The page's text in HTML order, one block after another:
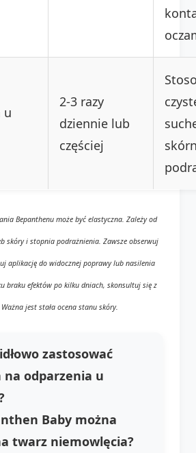
u
2-3 razy
dziennie lub
częściej
Bepanthenu może być elastyczna. Zależy od
skóry i stopnia podrażnienia. Zawsze obserwuj
aplikację do widocznej poprawy lub nasilenia
braku efektów po kilku dniach, skonsultuj się z
jest stała ocena stanu skóry.
zastosować
odparzenia u
Baby można
twarz niemowlęcia?